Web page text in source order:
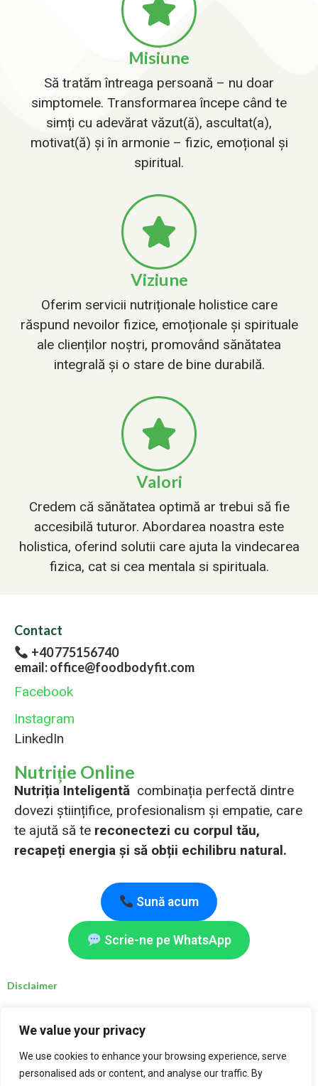
We value your privacy
We use cookies to enhance your browsing experience, serve
personalised ads or content, and analyse our traffic. By
Misiune
Să tratăm întreaga persoană – nu doar
simptomele. Transformarea începe când te
simți cu adevărat văzut(ă), ascultat(a),
motivat(ă) și în armonie – fizic, emoțional și
spiritual.
Viziune
Oferim servicii nutriționale holistice care
răspund nevoilor fizice, emoționale și spirituale
ale clienților noștri, promovând sănătatea
integrală și o stare de bine durabilă.
Valori
Credem că sănătatea optimă ar trebui să fie
accesibilă tuturor. Abordarea noastra este
holistica, oferind solutii care ajuta la vindecarea
fizica, cat si cea mentala si spirituala.
Contact
+40 775156740
email: office@foodbodyfit.com
Facebook
Instagram
LinkedIn
Nutriție Online
Nutriția Inteligentă combinația perfectă dintre
dovezi științifice, profesionalism și empatie, care
te ajută să te reconectezi cu corpul tău,
recapeți energia și să obții echilibru natural.
Sună acum
Scrie-ne pe WhatsApp
Disclaimer
persoanele care se confruntă cu afecțiuni medicale specifice sunt sfătuite să consulte un
nutriționist clinic înregistrat, un nutriționist calificat, un medic sau un alt specialist în
Recomandările prezentate pe acest site, care promovează o abordare holistică și nutriția
pentru un stil de viață sănătos, au scop exclusiv educativ și informativ și nu trebuie